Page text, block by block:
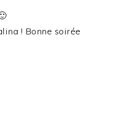
! Bonne soirée